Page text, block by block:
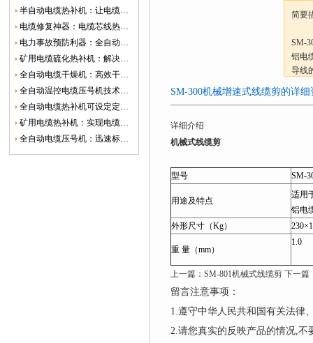
半自动电缆热补机：让电缆修复更简单、更高效！
电缆修复神器：电缆芯线热补机如何保障电网安全？
电力事故预防利器：全自动控温电缆热补机
矿用电缆硫化热补机：解决矿山电缆故障的新选择
全自动电缆干燥机：高效干燥，电缆质量
全自动温控电缆压号机技术革新：数字化标识的新趋势
全自动电缆热补机可设定定时功能，实现自动化热补
矿用电缆热补机：实现电缆故障修复的高效装置
全自动电缆压号机：迅速标识电缆的利器
简要
SM-
铝电
导线
SM-300机械增速式线缆剪的详细
详细介绍
机械式线缆剪
型号 SM-
用途及特点
适用
铝电
外形尺寸（Kg）
重 量（mm）
1.0
上一篇： SM-801机械式线缆剪 下一篇
留言注意事项：
1.遵守中华人民共和国有关法律
2.请您真实的反映产品的情况,